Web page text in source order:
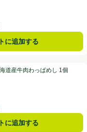
に追加する
1個 (250g)
道産牛肉わっぱめし 1個
に追加する